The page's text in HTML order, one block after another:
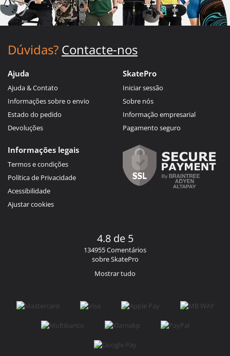
Dúvidas? Contacte-nos
Ajuda
Ajuda & Contato
Informações sobre o envio
Estado do pedido
Devoluções
SkatePro
Iniciar sessão
Sobre nós
Informação empresarial
Pagamento seguro
Informações legais
Termos e condições
Política de Privacidade
Acessibilidade
Ajustar cookies
4.8 de 5
134955 Comentários
sobre SkatePro
Mostrar tudo